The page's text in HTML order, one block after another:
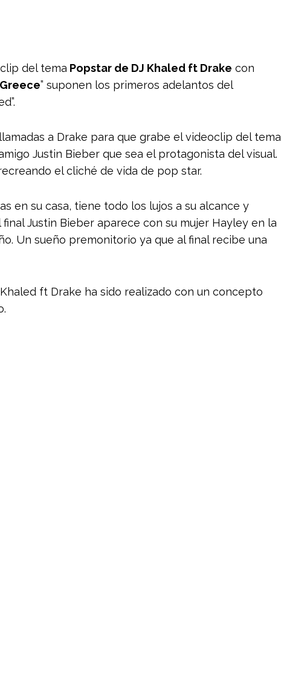
del tema Popstar de DJ Khaled ft Drake con
Greece” suponen los primeros adelantos del
a Drake para que grabe el videoclip del
Justin Bieber que sea el protagonista del visual.
el cliché de vida de pop star.
en su casa, tiene todo los lujos a su alcance y
Justin Bieber aparece con su mujer Hayley en la
Un sueño premonitorio ya que al final recibe una
ft Drake ha sido realizado con un concepto